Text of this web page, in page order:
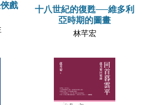
戲
十八世紀的復甦──維多利
亞時期的圖畫
林芊宏